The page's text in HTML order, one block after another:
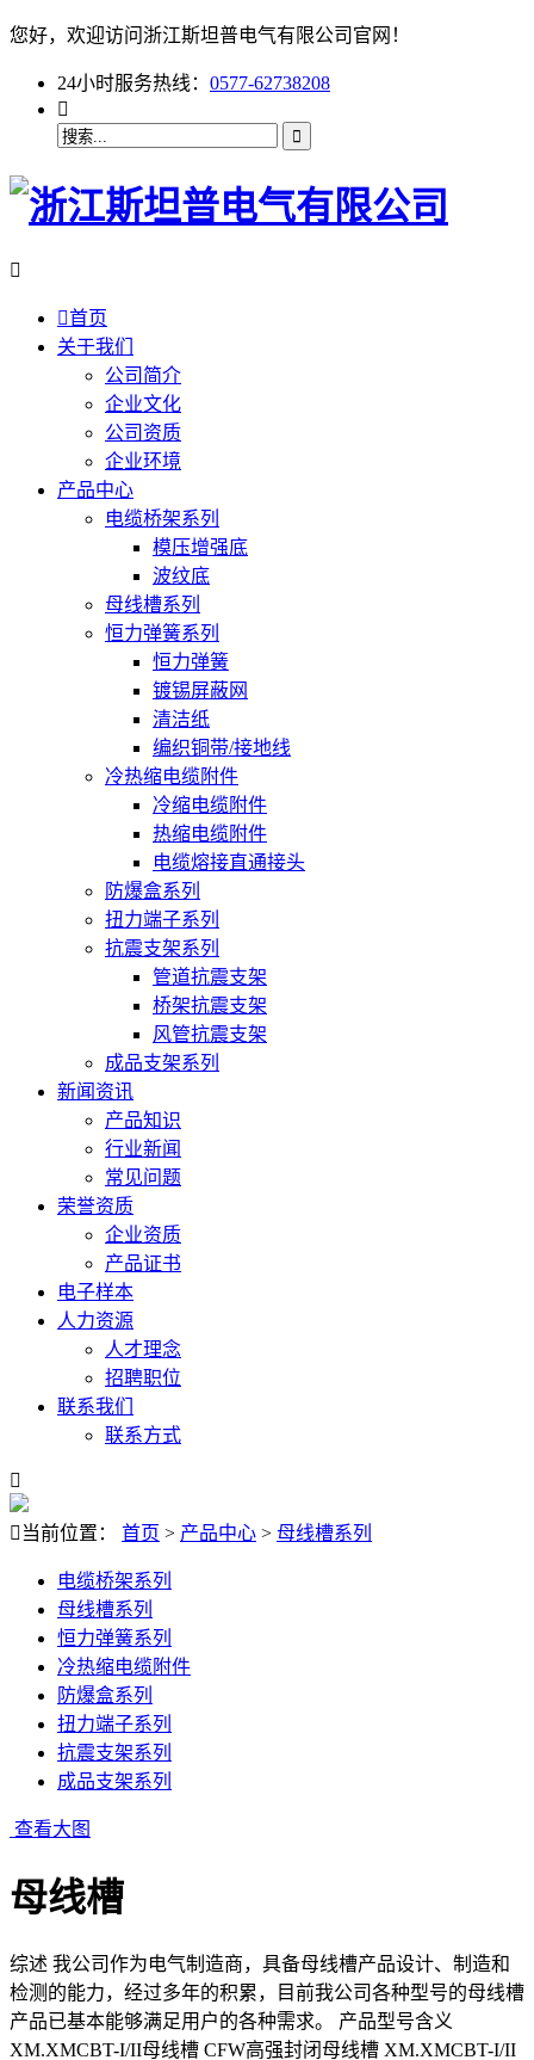
您好，欢迎访问浙江斯坦普电气有限公司官网！
24小时服务热线： 0577-62738208


首页
关于我们
公司简介
企业文化
公司资质
企业环境
产品中心
电缆桥架系列
模压增强底
波纹底
母线槽系列
恒力弹簧系列
恒力弹簧
镀锡屏蔽网
清洁纸
编织铜带/接地线
冷热缩电缆附件
冷缩电缆附件
热缩电缆附件
电缆熔接直通接头
防爆盒系列
扭力端子系列
抗震支架系列
管道抗震支架
桥架抗震支架
风管抗震支架
成品支架系列
新闻资讯
产品知识
行业新闻
常见问题
荣誉资质
企业资质
产品证书
电子样本
人力资源
人才理念
招聘职位
联系我们
联系方式

 当前位置： 首页 > 产品中心 > 母线槽系列
电缆桥架系列
母线槽系列
恒力弹簧系列
冷热缩电缆附件
防爆盒系列
扭力端子系列
抗震支架系列
成品支架系列
查看大图
母线槽
综述 我公司作为电气制造商，具备母线槽产品设计、制造和
检测的能力，经过多年的积累，目前我公司各种型号的母线槽
产品已基本能够满足用户的各种需求。 产品型号含义
XM.XMCBT-I/II母线槽 CFW高强封闭母线槽 XM.XMCBT-I/II